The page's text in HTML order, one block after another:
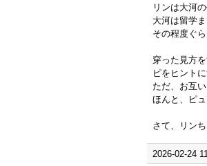
リンは大河
大河は留学
その程度ぐ
穿った見方
ピをヒント
ただ、お互
ほんと、ピ
さて、リン
2026-02-24